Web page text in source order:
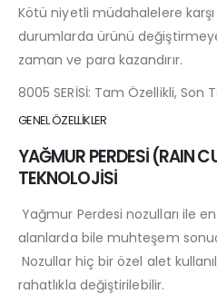
Kötü niyetli müdahalelere karşı
durumlarda ürünü
zaman ve para kazandırır.
8005 SERİSİ: Tam Özellikli, Son
GENEL ÖZELLİKLER
YAĞMUR PERDESİ (RAIN
TEKNOLOJİSİ
Yağmur Perdesi nozulları ile
alanlarda bile muhteşem
Nozullar hiç bir özel alet
rahatlıkla değiştirilebilir.